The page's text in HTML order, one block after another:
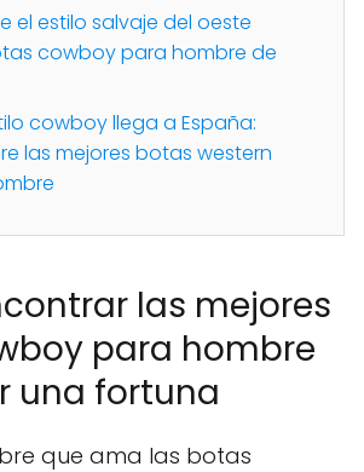
el estilo salvaje del oeste
cowboy para hombre de
cowboy llega a España:
las mejores botas western
las mejores
para hombre
una fortuna
que ama las botas